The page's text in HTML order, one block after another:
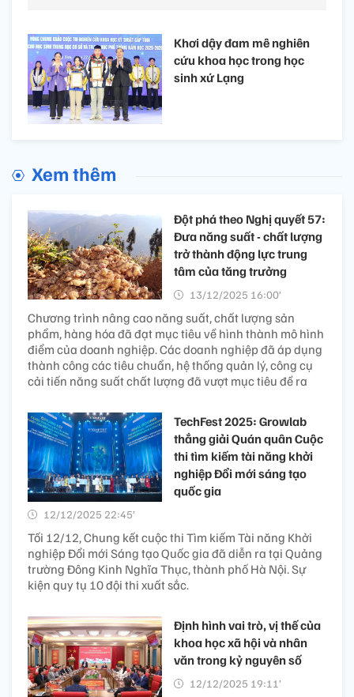
Khơi dậy đam mê nghiên
cứu khoa học trong học
sinh xứ Lạng
Xem thêm
Đột phá theo Nghị quyết 57:
Đưa năng suất - chất lượng
trở thành động lực trung
tâm của tăng trưởng
13/12/2025 16:00’
Chương trình nâng cao năng suất, chất lượng sản
phẩm, hàng hóa đã đạt mục tiêu về hình thành mô hình
điểm của doanh nghiệp. Các doanh nghiệp đã áp dụng
thành công các tiêu chuẩn, hệ thống quản lý, công cụ
cải tiến năng suất chất lượng đã vượt mục tiêu đề ra
TechFest 2025: Growlab
thắng giải Quán quân Cuộc
thi tìm kiếm tài năng khởi
nghiệp Đổi mới sáng tạo
quốc gia
12/12/2025 22:45’
Tối 12/12, Chung kết cuộc thi Tìm kiếm Tài năng Khởi
nghiệp Đổi mới Sáng tạo Quốc gia đã diễn ra tại Quảng
trường Đông Kinh Nghĩa Thục, thành phố Hà Nội. Sự
kiện quy tụ 10 đội thi xuất sắc.
Định hình vai trò, vị thế của
khoa học xã hội và nhân
văn trong kỷ nguyên số
12/12/2025 19:11’